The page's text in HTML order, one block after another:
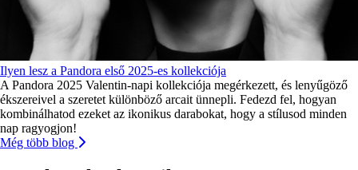
Ilyen lesz a Pandora első 2025-es kollekciója
A Pandora 2025 Valentin-napi kollekciója megérkezett, és lenyűgöző
ékszereivel a szeretet különböző arcait ünnepli. Fedezd fel, hogyan
kombinálhatod ezeket az ikonikus darabokat, hogy a stílusod minden
nap ragyogjon!
Még több blog